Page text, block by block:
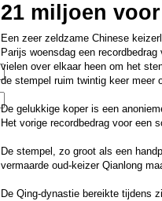
21 miljoen
Een zeer zeldzame Chinese
Parijs woensdag een
vielen over elkaar heen om het
de stempel ruim twintig keer meer
De gelukkige koper is een
Het vorige recordbedrag voor een
De stempel, zo groot als een
vermaarde oud-keizer Qianlong
De Qing-dynastie bereikte tijdens